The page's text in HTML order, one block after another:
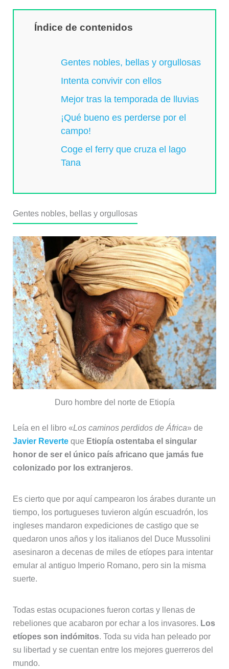
Índice de contenidos
Gentes nobles, bellas y orgullosas
Intenta convivir con ellos
Mejor tras la temporada de lluvias
¡Qué bueno es perderse por el
campo!
Coge el ferry que cruza el lago
Tana
Gentes nobles, bellas y orgullosas
Duro hombre del norte de Etiopía
Leía en el libro «Los caminos perdidos de África» de
Javier Reverteque Etiopía ostentaba el singular
honor de ser el único país africano que jamás fue
colonizado por los extranjeros.
Es cierto que por aquí campearon los árabes durante un
tiempo, los portugueses tuvieron algún escuadrón, los
ingleses mandaron expediciones de castigo que se
quedaron unos años y los italianos del Duce Mussolini
asesinaron a decenas de miles de etíopes para intentar
emular al antiguo Imperio Romano, pero sin la misma
suerte.
Todas estas ocupaciones fueron cortas y llenas de
rebeliones que acabaron por echar a los invasores. Los
etíopes son indómitos. Toda su vida han peleado por
su libertad y se cuentan entre los mejores guerreros del
mundo.